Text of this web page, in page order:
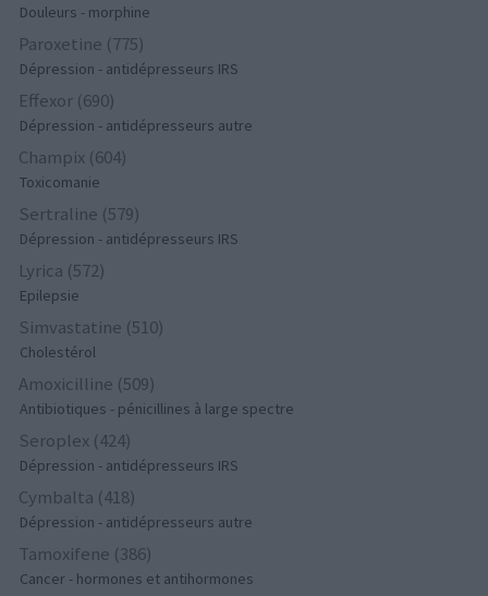
Douleurs - morphine
Paroxetine (775)
Dépression - antidépresseurs IRS
Effexor (690)
Dépression - antidépresseurs autre
Champix (604)
Toxicomanie
Sertraline (579)
Dépression - antidépresseurs IRS
Lyrica (572)
Epilepsie
Simvastatine (510)
Cholestérol
Amoxicilline (509)
Antibiotiques - pénicillines à large spectre
Seroplex (424)
Dépression - antidépresseurs IRS
Cymbalta (418)
Dépression - antidépresseurs autre
Tamoxifene (386)
Cancer - hormones et antihormones